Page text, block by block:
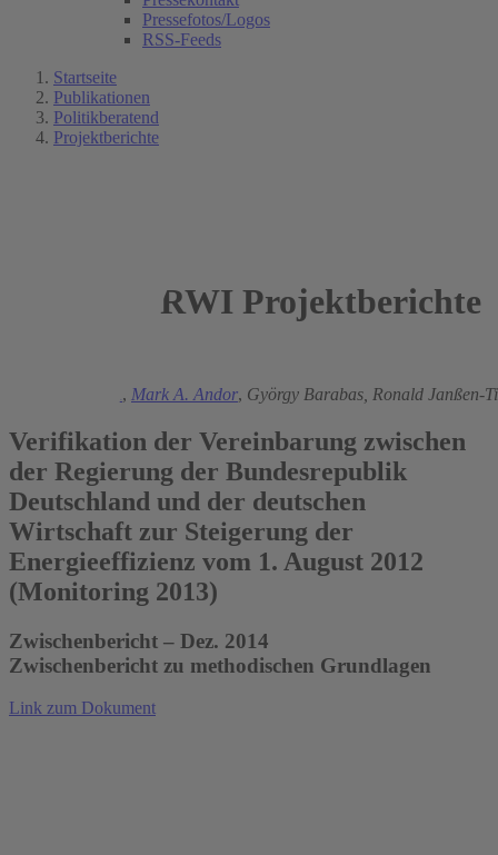
Pressefotos/Logos
RSS-Feeds
Startseite
Publikationen
Politikberatend
Projektberichte
RWI Projektberichte
, Mark A. Andor, György Barabas, Ronald Janßen-
Verifikation der Vereinbarung zwischen
der Regierung der Bundesrepublik
Deutschland und der deutschen
Wirtschaft zur Steigerung der
Energieeffizienz vom 1. August 2012
(Monitoring 2013)
Zwischenbericht – Dez. 2014
Zwischenbericht zu methodischen Grundlagen
Link zum Dokument